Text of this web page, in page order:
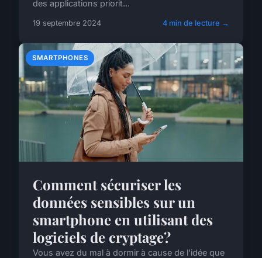
des applications priorit...
19 septembre 2024 4 min de lecture →
SMARTPHONES
Comment sécuriser les
données sensibles sur un
smartphone en utilisant des
logiciels de cryptage?
Vous avez du mal à dormir à cause de l'idée que